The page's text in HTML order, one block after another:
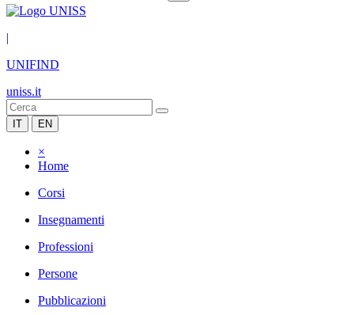
|
UNIFIND
uniss.it
IT EN
×
Home
Corsi
Insegnamenti
Professioni
Persone
Pubblicazioni